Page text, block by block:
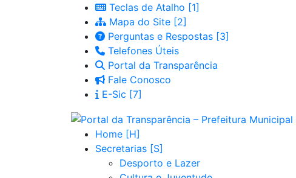
Teclas de Atalho
Mapa do Site
Perguntas e Respostas
Telefones Úteis
Portal da Transparência
Fale Conosco
E-Sic
Home
Secretarias
Desporto e Lazer